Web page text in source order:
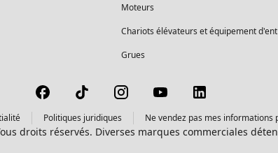
Moteurs
Chariots élévateurs et équipement
Grues
Politiques juridiques Ne vendez pas mes informations
droits réservés. Diverses marques commerciales